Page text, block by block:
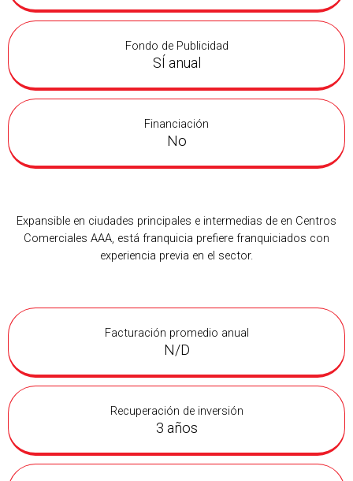
Fondo de Publicidad
SÍ anual
Financiación
No
Expansible en ciudades principales e intermedias de en Centros
Comerciales AAA, está franquicia prefiere franquiciados con
experiencia previa en el sector.
Facturación promedio anual
N/D
Recuperación de inversión
3 años